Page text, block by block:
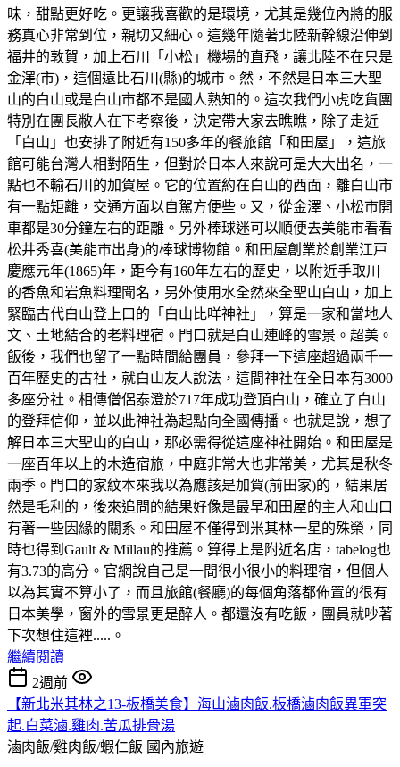
味，甜點更好吃。更讓我喜歡的是環境，尤其是幾位內將的服
務真心非常到位，親切又細心。這幾年隨著北陸新幹線沿伸到
福井的敦賀，加上石川「小松」機場的直飛，讓北陸不在只是
金澤(市)，這個遠比石川(縣)的城市。然，不然是日本三大聖
山的白山或是白山市都不是國人熟知的。這次我們小虎吃貨團
特別在團長敝人在下考察後，決定帶大家去瞧瞧，除了走近
「白山」也安排了附近有150多年的餐旅館「和田屋」，這旅
館可能台灣人相對陌生，但對於日本人來說可是大大出名，一
點也不輸石川的加賀屋。它的位置約在白山的西面，離白山市
有一點矩離，交通方面以自駕方便些。又，從金澤、小松市開
車都是30分鐘左右的距離。另外棒球迷可以順便去美能市看看
松井秀喜(美能市出身)的棒球博物館。和田屋創業於創業江戸
慶應元年(1865)年，距今有160年左右的歷史，以附近手取川
的香魚和岩魚料理聞名，另外使用水全然來全聖山白山，加上
緊臨古代白山登上口的「白山比咩神社」，算是一家和當地人
文、土地結合的老料理宿。門口就是白山連峰的雪景。超美。
飯後，我們也留了一點時間給團員，參拜一下這座超過兩千一
百年歷史的古社，就白山友人說法，這間神社在全日本有3000
多座分社。相傳僧侶泰澄於717年成功登頂白山，確立了白山
的登拜信仰，並以此神社為起點向全國傳播。也就是說，想了
解日本三大聖山的白山，那必需得從這座神社開始。和田屋是
一座百年以上的木造宿旅，中庭非常大也非常美，尤其是秋冬
兩季。門口的家紋本來我以為應該是加賀(前田家)的，結果居
然是毛利的，後來追問的結果好像是最早和田屋的主人和山口
有著一些因緣的關系。和田屋不僅得到米其林一星的殊榮，同
時也得到Gault & Millau的推薦。算得上是附近名店，tabelog也
有3.73的高分。官網說自己是一間很小很小的料理宿，但個人
以為其實不算小了，而且旅館(餐廳)的每個角落都佈置的很有
日本美學，窗外的雪景更是醉人。都還沒有吃飯，團員就吵著
下次想住這裡.....。
繼續閱讀
2週前
【新北米其林之13-板橋美食】海山滷肉飯.板橋滷肉飯異軍突
起.白菜滷.雞肉.苦瓜排骨湯
滷肉飯/雞肉飯/蝦仁飯 國內旅遊